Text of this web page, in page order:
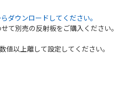
ダウンロードしてください。
て別売の反射板をご購入ください。
以上離して設定してください。